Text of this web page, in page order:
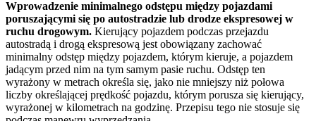
Wprowadzenie minimalnego odstępu między pojazdami
poruszającymi się po autostradzie lub drodze ekspresowej w
ruchu drogowym. Kierujący pojazdem podczas przejazdu
autostradą i drogą ekspresową jest obowiązany zachować
minimalny odstęp między pojazdem, którym kieruje, a pojazdem
jadącym przed nim na tym samym pasie ruchu. Odstęp ten
wyrażony w metrach określa się, jako nie mniejszy niż połowa
liczby określającej prędkość pojazdu, którym porusza się kierujący,
wyrażonej w kilometrach na godzinę. Przepisu tego nie stosuje się